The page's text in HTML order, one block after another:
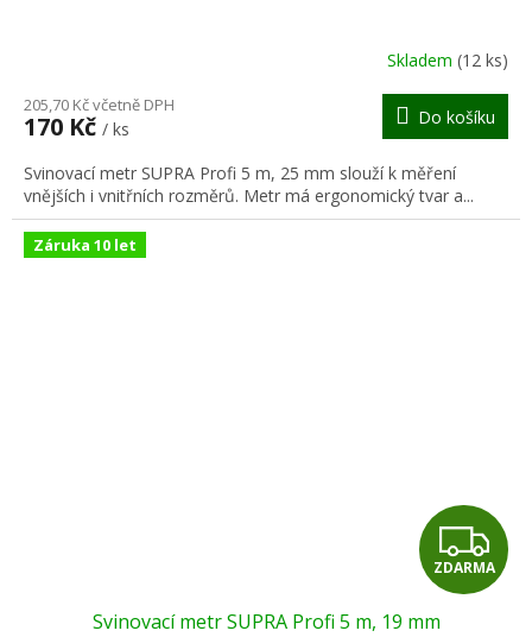
R
M
A
Skladem (12 ks)
205,70 Kč včetně DPH
170 Kč / ks
Do košíku
Svinovací metr SUPRA Profi 5 m, 25 mm slouží k měření
vnějších i vnitřních rozměrů. Metr má ergonomický tvar a...
Záruka 10 let
Z
D
ZDARMA
Svinovací metr SUPRA Profi 5 m, 19 mm